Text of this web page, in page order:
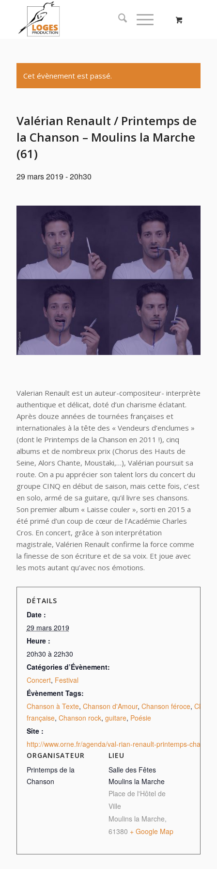
Cet évènement est passé.
Valérian Renault / Printemps de
la Chanson – Moulins la Marche
(61)
29 mars 2019 - 20h30
Valerian Renault est un auteur-compositeur- interprète
authentique et délicat, doté d’un charisme éclatant.
Après douze années de tournées françaises et
internationales à la tête des « Vendeurs d’enclumes »
(dont le Printemps de la Chanson en 2011 !), cinq
albums et de nombreux prix (Chorus des Hauts de
Seine, Alors Chante, Moustaki,…), Valérian poursuit sa
route. On a pu apprécier son talent lors du concert du
groupe CINQ en début de saison, mais cette fois, c’est
en solo, armé de sa guitare, qu’il livre ses chansons.
Son premier album « Laisse couler », sorti en 2015 a
été primé d’un coup de cœur de l’Académie Charles
Cros. En concert, grâce à son interprétation
magistrale, Valérien Renault confirme la force comme
la finesse de son écriture et de sa voix. Et joue avec
les mots autant qu’avec nos émotions.
DÉTAILS
Date :
29 mars 2019
Heure :
20h30 à 22h30
Catégories d’Évènement:
Concert, Festival
Évènement Tags:
Chanson à Texte, Chanson d'Amour, Chanson féroce,
française, Chanson rock, guitare, Poésie
Site :
http://www.orne.fr/agenda/val-rian-renault-printemps-
LIEU
Salle des Fêtes
Moulins la Marche
Place de l'Hôtel de
Ville
Moulins la Marche,
61380 + Google Map
ORGANISATEUR
Printemps de la
Chanson